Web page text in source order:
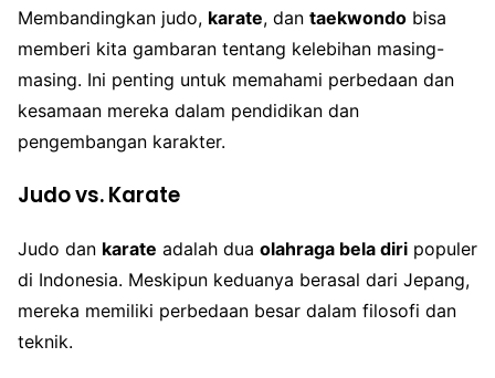
Membandingkan judo, karate, dan taekwondo bisa
memberi kita gambaran tentang kelebihan masing-
masing. Ini penting untuk memahami perbedaan dan
kesamaan mereka dalam pendidikan dan
pengembangan karakter.
Judo vs. Karate
Judo dan karate adalah dua olahraga bela diri populer
di Indonesia. Meskipun keduanya berasal dari Jepang,
mereka memiliki perbedaan besar dalam filosofi dan
teknik.